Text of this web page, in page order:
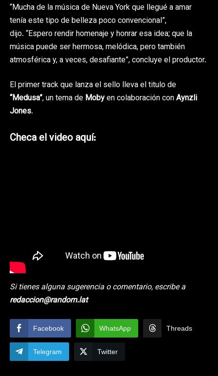
“Mucha de la música de Nueva York que llegué a amar
tenía este tipo de belleza poco convencional”,
dijo. “Espero rendir homenaje y honrar esa idea; que la
música puede ser hermosa, melódica, pero también
atmosférica y, a veces, desafiante”, concluye el productor.
El primer track que lanza el sello lleva el titulo de
“Medusa”, un tema de Mobyen colaboración conAynzli
Jones.
Checa el video aquí:
Si tienes alguna sugerencia o comentario, escribe a
redaccion@random.lat
Facebook WhatsApp Threads
Telegram Twitter